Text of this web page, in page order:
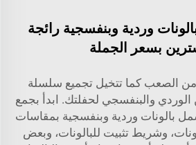
وردية وبنفسجية رائجة
بسعر الجملة
الصعب كما تتخيل تجميع سلسلة
الوردي والبنفسجي لحفلتك. ابدأ بجمع
بالونات وردية وبنفسجية بمقاسات
وشريط تثبيت للبالونات، وبعض